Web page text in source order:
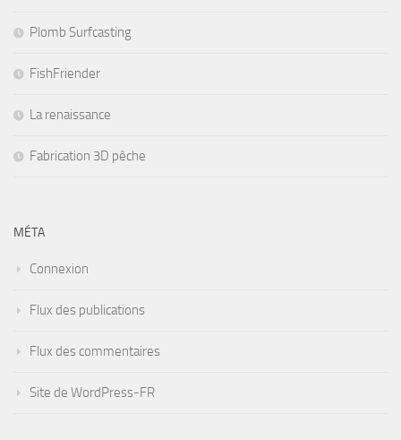
Plomb Surfcasting
FishFriender
La renaissance
Fabrication 3D pêche
MÉTA
Connexion
Flux des publications
Flux des commentaires
Site de WordPress-FR